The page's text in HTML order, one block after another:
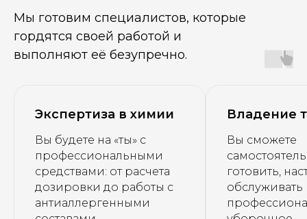
Мы готовим специалистов, которые
гордятся своей работой и
выполняют её безупречно.
Экспертиза в химии
Вы будете на «ты» с
профессиональными
средствами: от расчета
дозировки до работы с
антиаллергенными
Владение
Вы сможете
готовить,
обслуживать